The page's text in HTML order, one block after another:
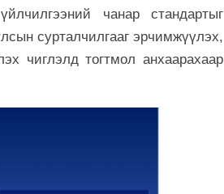
чанар стандартыг
сурталчилгааг эрчимжүүлэх,
чиглэлд тогтмол анхаарахаар